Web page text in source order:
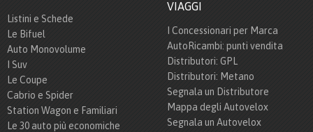
Listini e Schede
Le Bifuel
Auto Monovolume
I Suv
Le Coupe
Cabrio e Spider
Station Wagon e Familiari
Le 30 auto più economiche
VIAGGI
I Concessionari per Marca
AutoRicambi: punti vendita
Distributori: GPL
Distributori: Metano
Segnala un Distributore
Mappa degli Autovelox
Segnala un Autovelox